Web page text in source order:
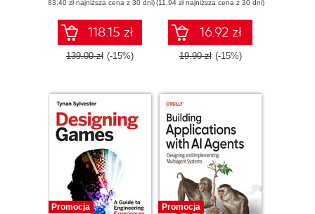
(83,40 zł najniższa cena z 30 dni)
118.15 zł
139.00 zł (-15%)
(11,94 zł najniższa cena z 30 dni)
16.92 zł
19.90 zł (-15%)
Promocja Promocja